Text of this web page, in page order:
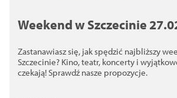
Weekend w Szczecinie
Zastanawiasz się, jak spędzić najbliższy
Szczecinie? Kino, teatr, koncerty i
czekają! Sprawdź nasze propozycje.